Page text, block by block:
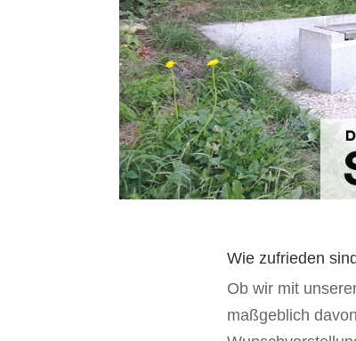
Wie zufrieden
Ob wir mit
maßgeblich